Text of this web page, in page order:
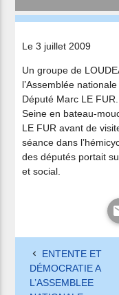
Le 3 juillet 2009
Un groupe de
l’Assemblée
Député Marc LE
Seine en bateau-
LE FUR avant de
séance dans
des députés portait
et social.
ENTENTE ET
DÉMOCRATIE A
L’ASSEMBLEE